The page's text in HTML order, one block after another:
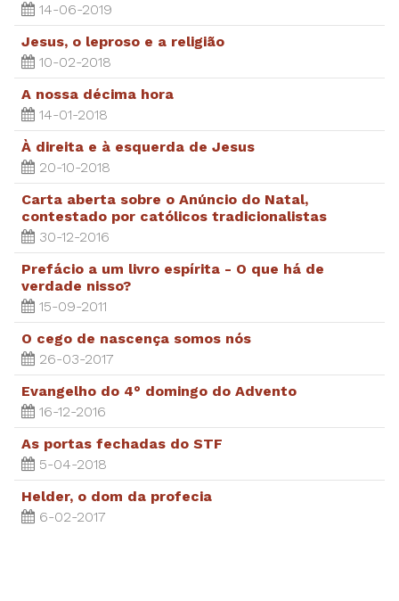
14-06-2019
Jesus, o leproso e a religião
10-02-2018
A nossa décima hora
14-01-2018
À direita e à esquerda de Jesus
20-10-2018
Carta aberta sobre o Anúncio do Natal,
contestado por católicos tradicionalistas
30-12-2016
Prefácio a um livro espírita - O que há de
verdade nisso?
15-09-2011
O cego de nascença somos nós
26-03-2017
Evangelho do 4° domingo do Advento
16-12-2016
As portas fechadas do STF
5-04-2018
Helder, o dom da profecia
6-02-2017